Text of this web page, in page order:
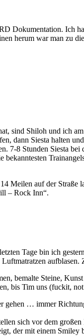
Dokumentation. Ich
herum war man zu
sind Shiloh und ich
dann Siesta halten
7-8 Stunden Siesta
bekanntesten
Meilen auf der
– Rock Inn“.
Tage bin ich
bemalte Steine,
bis Tim uns (fuckit,
gehen … immer
sich vor dem
der mit einem Smiley